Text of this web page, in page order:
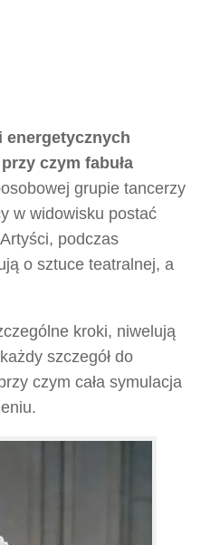
energetycznych
czym fabuła
grupie tancerzy
w widowisku postać
podczas
o sztuce teatralnej, a
kroki, niwelują
szczegół do
czym cała symulacja